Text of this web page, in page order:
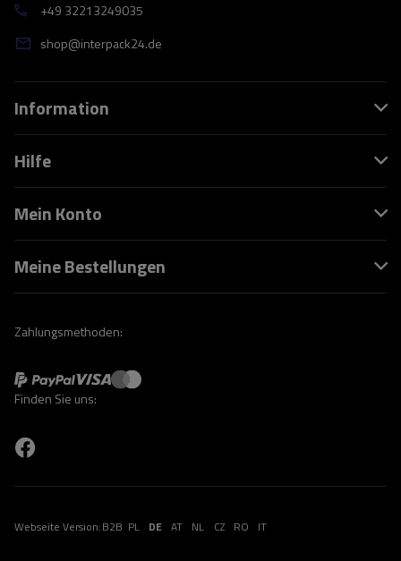
+49 32213249035
shop@interpack24.de
Information
Hilfe
Mein Konto
Meine Bestellungen
Zahlungsmethoden:
Finden Sie uns:
Webseite Version:B2B PL DE AT NL CZ RO IT